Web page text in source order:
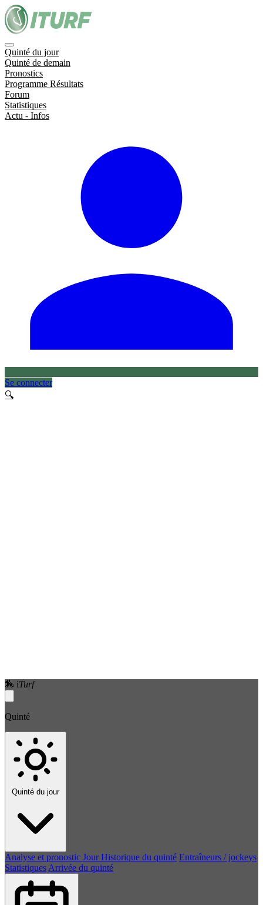
Quinté du jour
Quinté de demain
Pronostics
Programme Résultats
Forum
Statistiques
Actu - Infos
Se connecter
🔍
🏇 iTurf
Quinté
Quinté du jour
Analyse et pronostic Jour Historique du quinté Entraîneurs / jockeys
Statistiques Arrivée du quinté